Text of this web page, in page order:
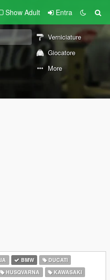
Show Adult Entra
Verniciature
Giocatore
More
BMW
DUCATI
HUSQVARNA
KAWASAKI